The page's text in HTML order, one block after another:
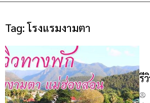
Tag:โรงแรมงามตา
รี